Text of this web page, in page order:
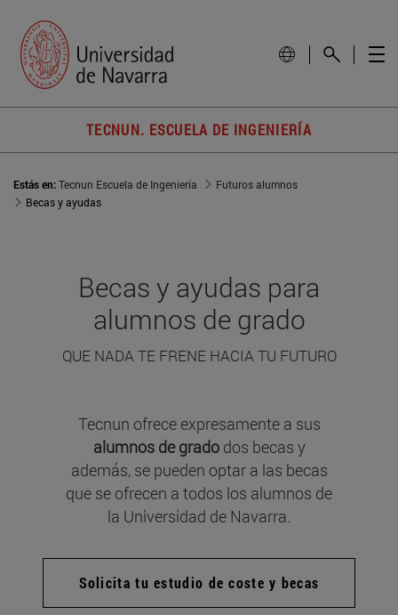
TECNUN. ESCUELA DE INGENIERÍA
Estás en:Tecnun Escuela de Ingeniería
Futuros alumnos
Becas y ayudas
Becas y ayudas para
alumnos de grado
QUE NADA TE FRENE HACIA TU FUTURO
Tecnun ofrece expresamente a sus
alumnos de grado dos becas y
además, se pueden optar a las becas
que se ofrecen a todos los alumnos de
la Universidad de Navarra.
Solicita tu estudio de coste y becas